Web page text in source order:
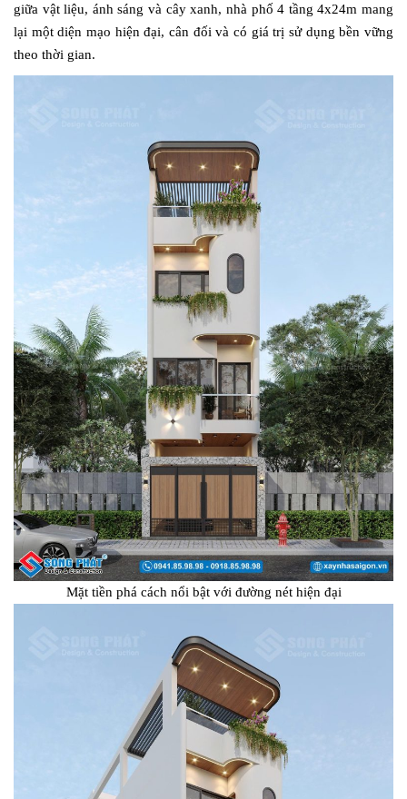
giữa vật liệu, ánh sáng và cây xanh, nhà phố 4 tầng 4x24m mang
lại một diện mạo hiện đại, cân đối và có giá trị sử dụng bền vững
theo thời gian.
Mặt tiền phá cách nổi bật với đường nét hiện đại